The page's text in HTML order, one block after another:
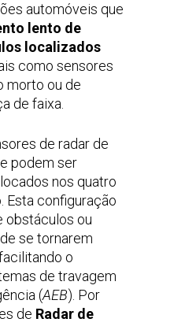
automóveis que
lento de
localizados
como sensores
morto ou de
de faixa.
de radar de
podem ser
nos quatro
Esta configuração
obstáculos ou
se tornarem
o
de travagem
(AEB). Por
de Radar de